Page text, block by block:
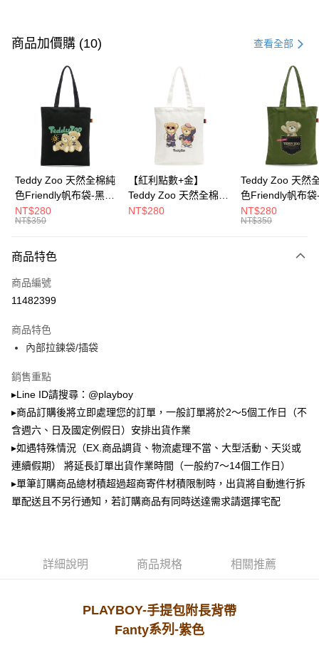
信用卡一次付款
超商取貨付款
Apple Pay
街口支付
大哥付你分期
相關說明
2.付款方式選擇「大哥付你分期」，訂單成立後會自動跳轉到大哥付的交易
成交易。
3.實際核准額度、可分期數及費用金額請依後續交易確認頁面所載為準。
消。如遇「轉專審核」未通過狀況，表示未達大哥付你分期系統評分，恕無
法說明評估內容。
【繳款方式說明】
醒簡訊。
帳／街口支付／iPASS MONEY」等通路繳費。
【注意事項】
1.本服務係由「台灣大哥大股份有限公司」（以下簡稱本公司）所提供，讓
用戶於交易時，得透過本服務購買商品或服務，並由商店將買賣／分期付款
買賣價金債權讓與本公司後，依約使用本公司帳單繳交帳款。
2.基於同意付款使用「大哥付你分期」之契約關係目的，商店將以您的個人
資料（包含姓名、電話或地址）提供予台灣大哥大進項蒐集、處理及利用，
由本公司與您本人進行分期帳單所需資料之確認、核對及更正。
運送方式
全家取貨付款
付款後全家取貨
萊爾富取貨付款
每筆NT$100，滿NT$900(含以上)免運費
付款後萊爾富取貨
7-11取貨付款
每筆NT$100，滿NT$900(含以上)免運費
商品加價購 (10) 查看全部
Teddy Zoo 天然全棉純
色Friendly帆布袋-黑色
(TZB107)
NT$280
NT$350
【紅利點數+金】
Teddy Zoo 天然全棉純
色Friendly帆布袋-白色
NT$280
Teddy Zoo 天然
色Friendly帆布袋
色(TZB107)
NT$280
NT$350
商品特色
商品編號
11482399
商品特色
內部拉鍊袋/插袋
銷售重點
▸Line ID請搜尋：@playboy
▸商品訂購後將立即處理您的訂單，一般訂單將於2～5個工作日（不
含週六、日及國定例假日）安排出貨作業
▸如遇特殊情況（EX.商品調貨、物流處理不當、大型活動、天災或
連續假期） 將延長訂單出貨作業時間（一般約7～14個工作日）
▸單筆訂購商品總材積超過超商寄件材積限制時，出貨將自動進行拆
單配送且不另行通知，若訂購商品有同時送達需求請選擇宅配
詳細說明 商品規格 相關推薦
PLAYBOY-手提包附長背帶
Fanty系列 -紫色